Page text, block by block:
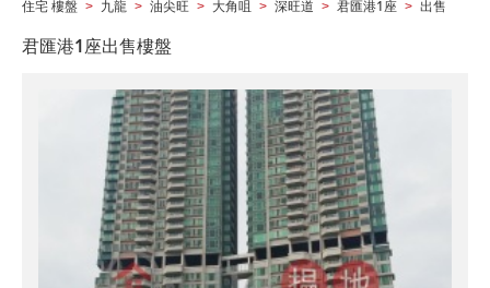
住宅 樓盤 > 九龍 > 油尖旺 > 大角咀 > 深旺道 > 君匯港1座 > 出售
君匯港1座出售樓盤